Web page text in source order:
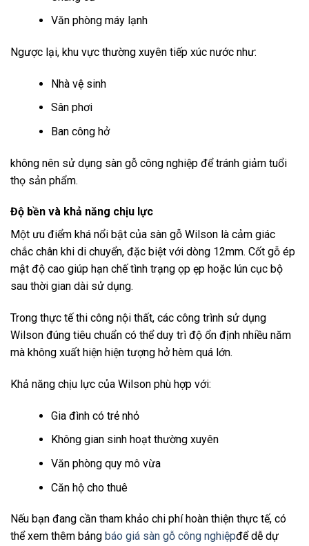
Văn phòng máy lạnh
Ngược lại, khu vực thường xuyên tiếp xúc nước như:
Nhà vệ sinh
Sân phơi
Ban công hở
không nên sử dụng sàn gỗ công nghiệp để tránh giảm tuổi
thọ sản phẩm.
Độ bền và khả năng chịu lực
Một ưu điểm khá nổi bật của sàn gỗ Wilson là cảm giác
chắc chân khi di chuyển, đặc biệt với dòng 12mm. Cốt gỗ ép
mật độ cao giúp hạn chế tình trạng ọp ẹp hoặc lún cục bộ
sau thời gian dài sử dụng.
Trong thực tế thi công nội thất, các công trình sử dụng
Wilson đúng tiêu chuẩn có thể duy trì độ ổn định nhiều năm
mà không xuất hiện hiện tượng hở hèm quá lớn.
Khả năng chịu lực của Wilson phù hợp với:
Gia đình có trẻ nhỏ
Không gian sinh hoạt thường xuyên
Văn phòng quy mô vừa
Căn hộ cho thuê
Nếu bạn đang cần tham khảo chi phí hoàn thiện thực tế, có
thể xem thêm bảng báo giá sàn gỗ công nghiệpđể dễ dự